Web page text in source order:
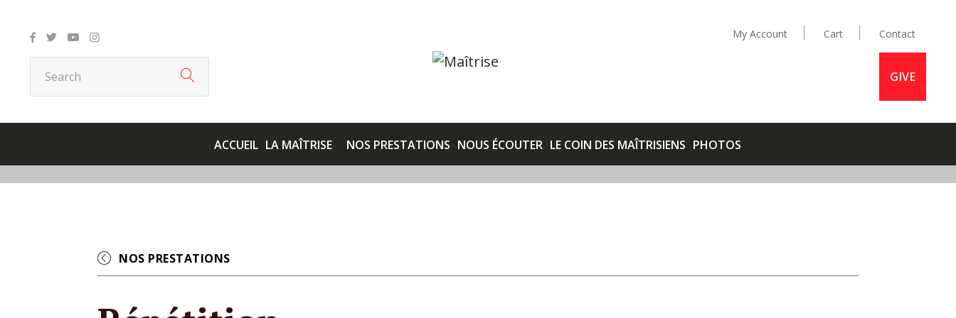
My Account Cart Contact
GIVE
ACCUEIL LA MAÎTRISE NOS PRESTATIONS NOUS ÉCOUTER LE COIN DES MAÎTRISIENS PHOTOS
NOS PRESTATIONS